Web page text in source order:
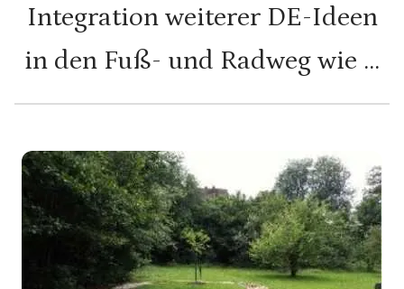
Integration weiterer DE-Ideen
in den Fuß- und Radweg wie …